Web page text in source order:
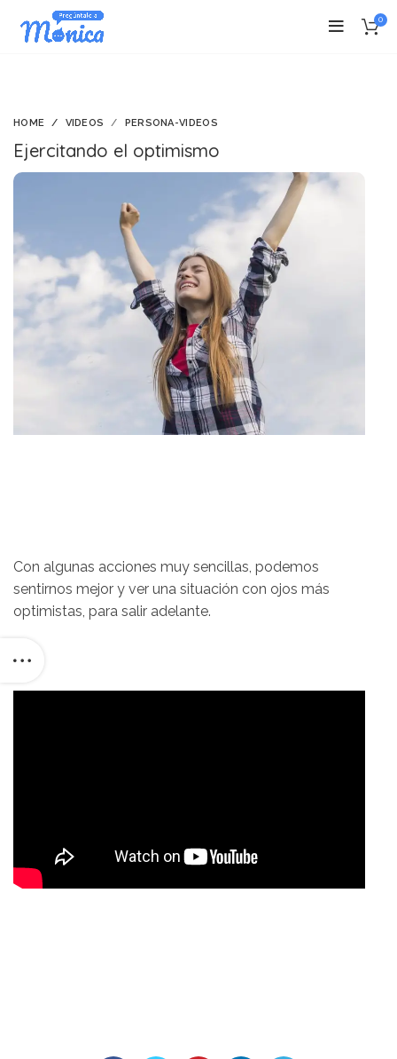
0
HOME VIDEOS PERSONA-VIDEOS
Ejercitando el optimismo
Con algunas acciones muy sencillas, podemos
sentirnos mejor y ver una situación con ojos más
optimistas, para salir adelante.